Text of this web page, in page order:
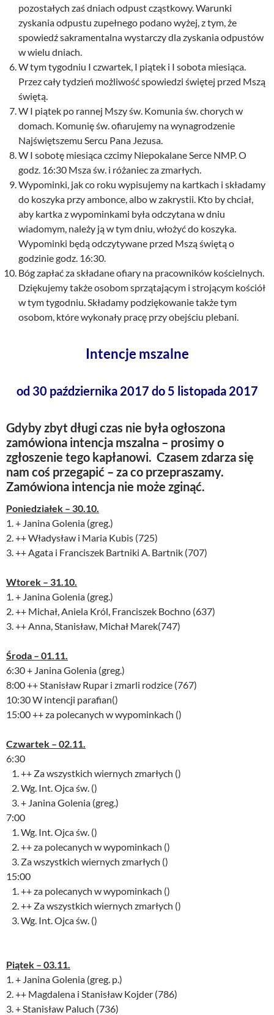
pozostałych zaś dniach odpust cząstkowy. Warunki
zyskania odpustu zupełnego podano wyżej, z tym, że
spowiedź sakramentalna wystarczy dla zyskania odpustów
w wielu dniach.
W tym tygodniu I czwartek, I piątek i I sobota miesiąca.
Przez cały tydzień możliwość spowiedzi świętej przed Mszą
świętą.
W I piątek po rannej Mszy św. Komunia św. chorych w
domach. Komunię św. ofiarujemy na wynagrodzenie
Najświętszemu Sercu Pana Jezusa.
W I sobotę miesiąca czcimy Niepokalane Serce NMP. O
godz. 16:30 Msza św. i różaniec za zmarłych.
Wypominki, jak co roku wypisujemy na kartkach i składamy
do koszyka przy ambonce, albo w zakrystii. Kto by chciał,
aby kartka z wypominkami była odczytana w dniu
wiadomym, należy ją w tym dniu, włożyć do koszyka.
Wypominki będą odczytywane przed Mszą świętą o
godzinie godz. 16:30.
Bóg zapłać za składane ofiary na pracowników kościelnych.
Dziękujemy także osobom sprzątającym i strojącym kościół
w tym tygodniu. Składamy podziękowanie także tym
osobom, które wykonały pracę przy obejściu plebani.
Intencje mszalne
od 30 października 2017 do 5 listopada 2017
Gdyby zbyt długi czas nie była ogłoszona
zamówiona intencja mszalna – prosimy o
zgłoszenie tego kapłanowi. Czasem zdarza się
nam coś przegapić – za co przepraszamy.
Zamówiona intencja nie może zginąć.
Poniedziałek – 30.10.
1. + Janina Golenia (greg.)
2. ++ Władysław i Maria Kubis (725)
3. ++ Agata i Franciszek Bartniki A. Bartnik (707)
Wtorek – 31.10.
1. + Janina Golenia (greg.)
2. ++ Michał, Aniela Król, Franciszek Bochno (637)
3. ++ Anna, Stanisław, Michał Marek(747)
Środa – 01.11.
6:30 + Janina Golenia (greg.)
8:00 ++ Stanisław Rupar i zmarli rodzice (767)
10:30 W intencji parafian()
15:00 ++ za polecanych w wypominkach ()
Czwartek – 02.11.
6:30
1. ++ Za wszystkich wiernych zmarłych ()
2. Wg. Int. Ojca św. ()
3. + Janina Golenia (greg.)
7:00
1. Wg. Int. Ojca św. ()
2. ++ za polecanych w wypominkach ()
3. Za wszystkich wiernych zmarłych ()
15:00
1. ++ za polecanych w wypominkach ()
2. ++ Za wszystkich wiernych zmarłych ()
3. Wg. Int. Ojca św. ()
Piątek – 03.11.
1. + Janina Golenia (greg. p.)
2. ++ Magdalena i Stanisław Kojder (786)
3. + Stanisław Paluch (736)